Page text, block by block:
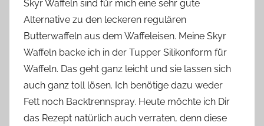
n
Y
v
o
n
n
e
Skyr Waffeln sind für mich eine sehr gute
Alternative zu den leckeren regulären
Butterwaffeln aus dem Waffeleisen. Meine Skyr
Waffeln backe ich in der Tupper Silikonform für
Waffeln. Das geht ganz leicht und sie lassen sich
auch ganz toll lösen. Ich benötige dazu weder
Fett noch Backtrennspray. Heute möchte ich Dir
das Rezept natürlich auch verraten, denn diese